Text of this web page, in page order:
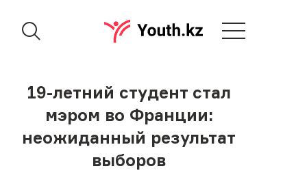
19-летний студент стал
мэром во Франции:
неожиданный результат
выборов